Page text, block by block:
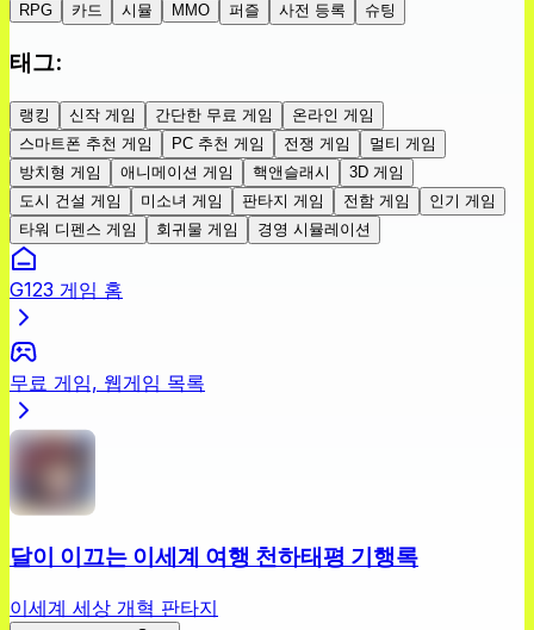
RPG 카드 시뮬 MMO 퍼즐 사전 등록 슈팅
태그:
랭킹 신작 게임 간단한 무료 게임
온라인 게임
스마트폰 추천 게임
PC 추천 게임 전쟁 게임
멀티 게임
방치형 게임
애니메이션 게임 핵앤슬래시
3D 게임
도시 건설 게임
미소녀 게임 판타지 게임 전함 게임
인기 게임
타워 디펜스 게임
회귀물 게임 경영 시뮬레이션
G123 게임 홈
무료 게임, 웹게임 목록
달이 이끄는 이세계 여행 천하태평 기행록
이세계 세상 개혁 판타지